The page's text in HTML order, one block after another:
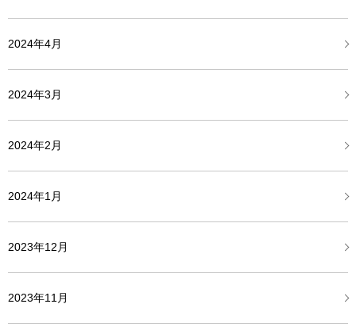
2024年4月
2024年3月
2024年2月
2024年1月
2023年12月
2023年11月